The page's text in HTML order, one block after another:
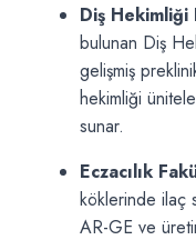
Diş Hekimliği
bulunan Diş
gelişmiş
hekimliği
sunar.
Eczacılık
köklerinde ilaç
AR-GE ve